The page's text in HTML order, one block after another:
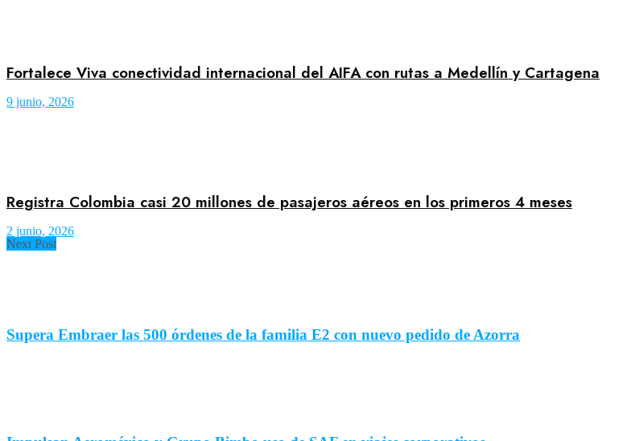
Fortalece Viva conectividad internacional del AIFA con rutas a Medellín y Cartagena
9 junio, 2026
Registra Colombia casi 20 millones de pasajeros aéreos en los primeros 4 meses
2 junio, 2026
Next Post
Supera Embraer las 500 órdenes de la familia E2 con nuevo pedido de Azorra